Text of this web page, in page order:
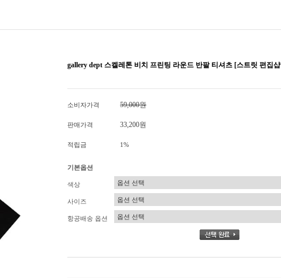
gallery dept 스켈레톤 비치 프린팅 라운드 반팔 티셔츠 [스트릿 편집
소비자가격 59,000원
판매가격 33,200원
적립금 1%
기본옵션
색상
사이즈
항공배송 옵션